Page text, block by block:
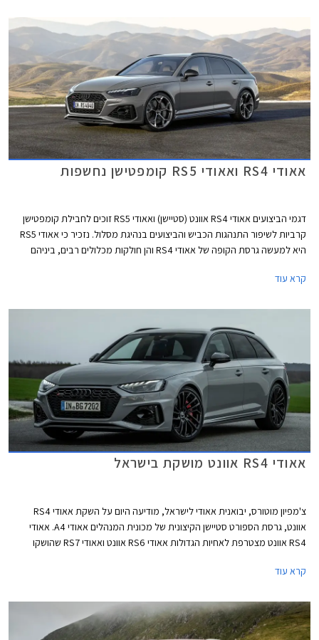
אאודי RS4 ואאודי RS5 קומפטישן נחשפות
דגמי הביצועים אאודי RS4 אוונט (סטיישן) ואאודי RS5 זוכים לחבילת קומפטישן
קרביות לשיפור התנהגות הכביש והביצועים בנהיגת מסלול. נזכיר כי אאודי RS5
היא למעשה גרסת הקופה של אאודי RS4 והן חולקות מכלולים רבים, ביניהם
אלה מוגבלת ל- 290 קמ"ש. אאודי RS4 אוונט קומפטישן מאיצה מעמידה ל- 100
שניות מהר יותר מהגרסה הסטנדרטית.
קרא עוד
אאודי RS4 אוונט מושקת בישראל
צ'מפיון מוטורס, יבואנית אאודי לישראל, מודיעה היום על השקת אאודי RS4
אוונט, גרסת הספורט סטיישן הקיצונית של מכונית המנהלים אאודי A4. אאודי
RS4 אוונט מצטרפת לאחיות הגדולות אאודי RS6 אוונט ואאודי RS7 שהושקו
המכונית החדשה משום שהדגם ישווק בישראל בהזמנה מיוחדת בלבד.
קרא עוד